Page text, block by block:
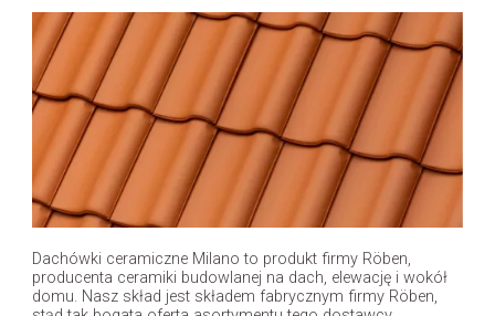
Dachówki ceramiczne Milano to produkt firmy Röben,
producenta ceramiki budowlanej na dach, elewację i wokół
domu. Nasz skład jest składem fabrycznym firmy Röben,